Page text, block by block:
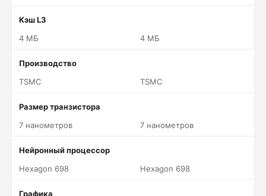
Кэш L3
4 МБ
4 МБ
Производство
TSMC
TSMC
Размер транзистора
7 нанометров
7 нанометров
Нейронный процессор
Hexagon 698
Hexagon 698
Графика